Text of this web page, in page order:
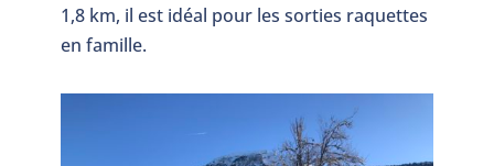
1,8 km, il est idéal pour les sorties raquettes
en famille.